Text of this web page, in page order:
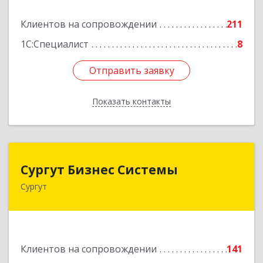
Клиентов на сопровождении
211
1С:Специалист
8
Отправить заявку
Показать контакты
Подробнее
Отправить заявку
Назад
Сургут Бизнес Системы
Сургут
Клиентов на сопровождении 141
628406, Ханты-Мансийский Автономный округ
Подробнее